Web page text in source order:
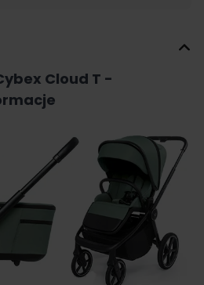
Cloud T -